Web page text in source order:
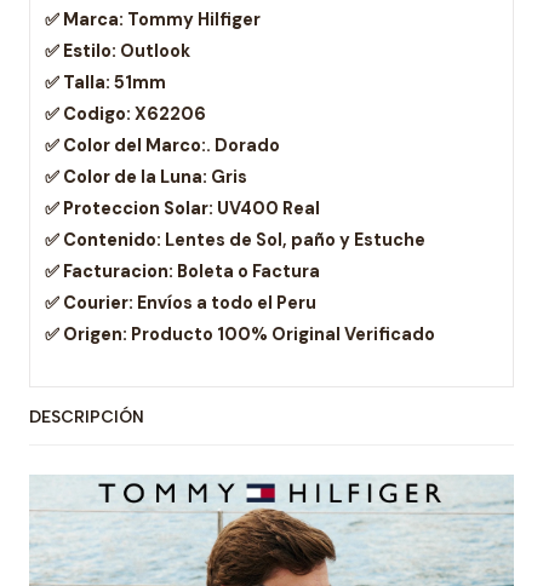
✅ Marca: Tommy Hilfiger
✅ Estilo: Outlook
✅ Talla: 51mm
✅ Codigo: X62206
✅ Color del Marco:. Dorado
✅ Color de la Luna: Gris
✅ Proteccion Solar: UV400 Real
✅ Contenido: Lentes de Sol, paño y Estuche
✅ Facturacion: Boleta o Factura
✅ Courier: Envíos a todo el Peru
✅ Origen: Producto 100% Original Verificado
DESCRIPCIÓN